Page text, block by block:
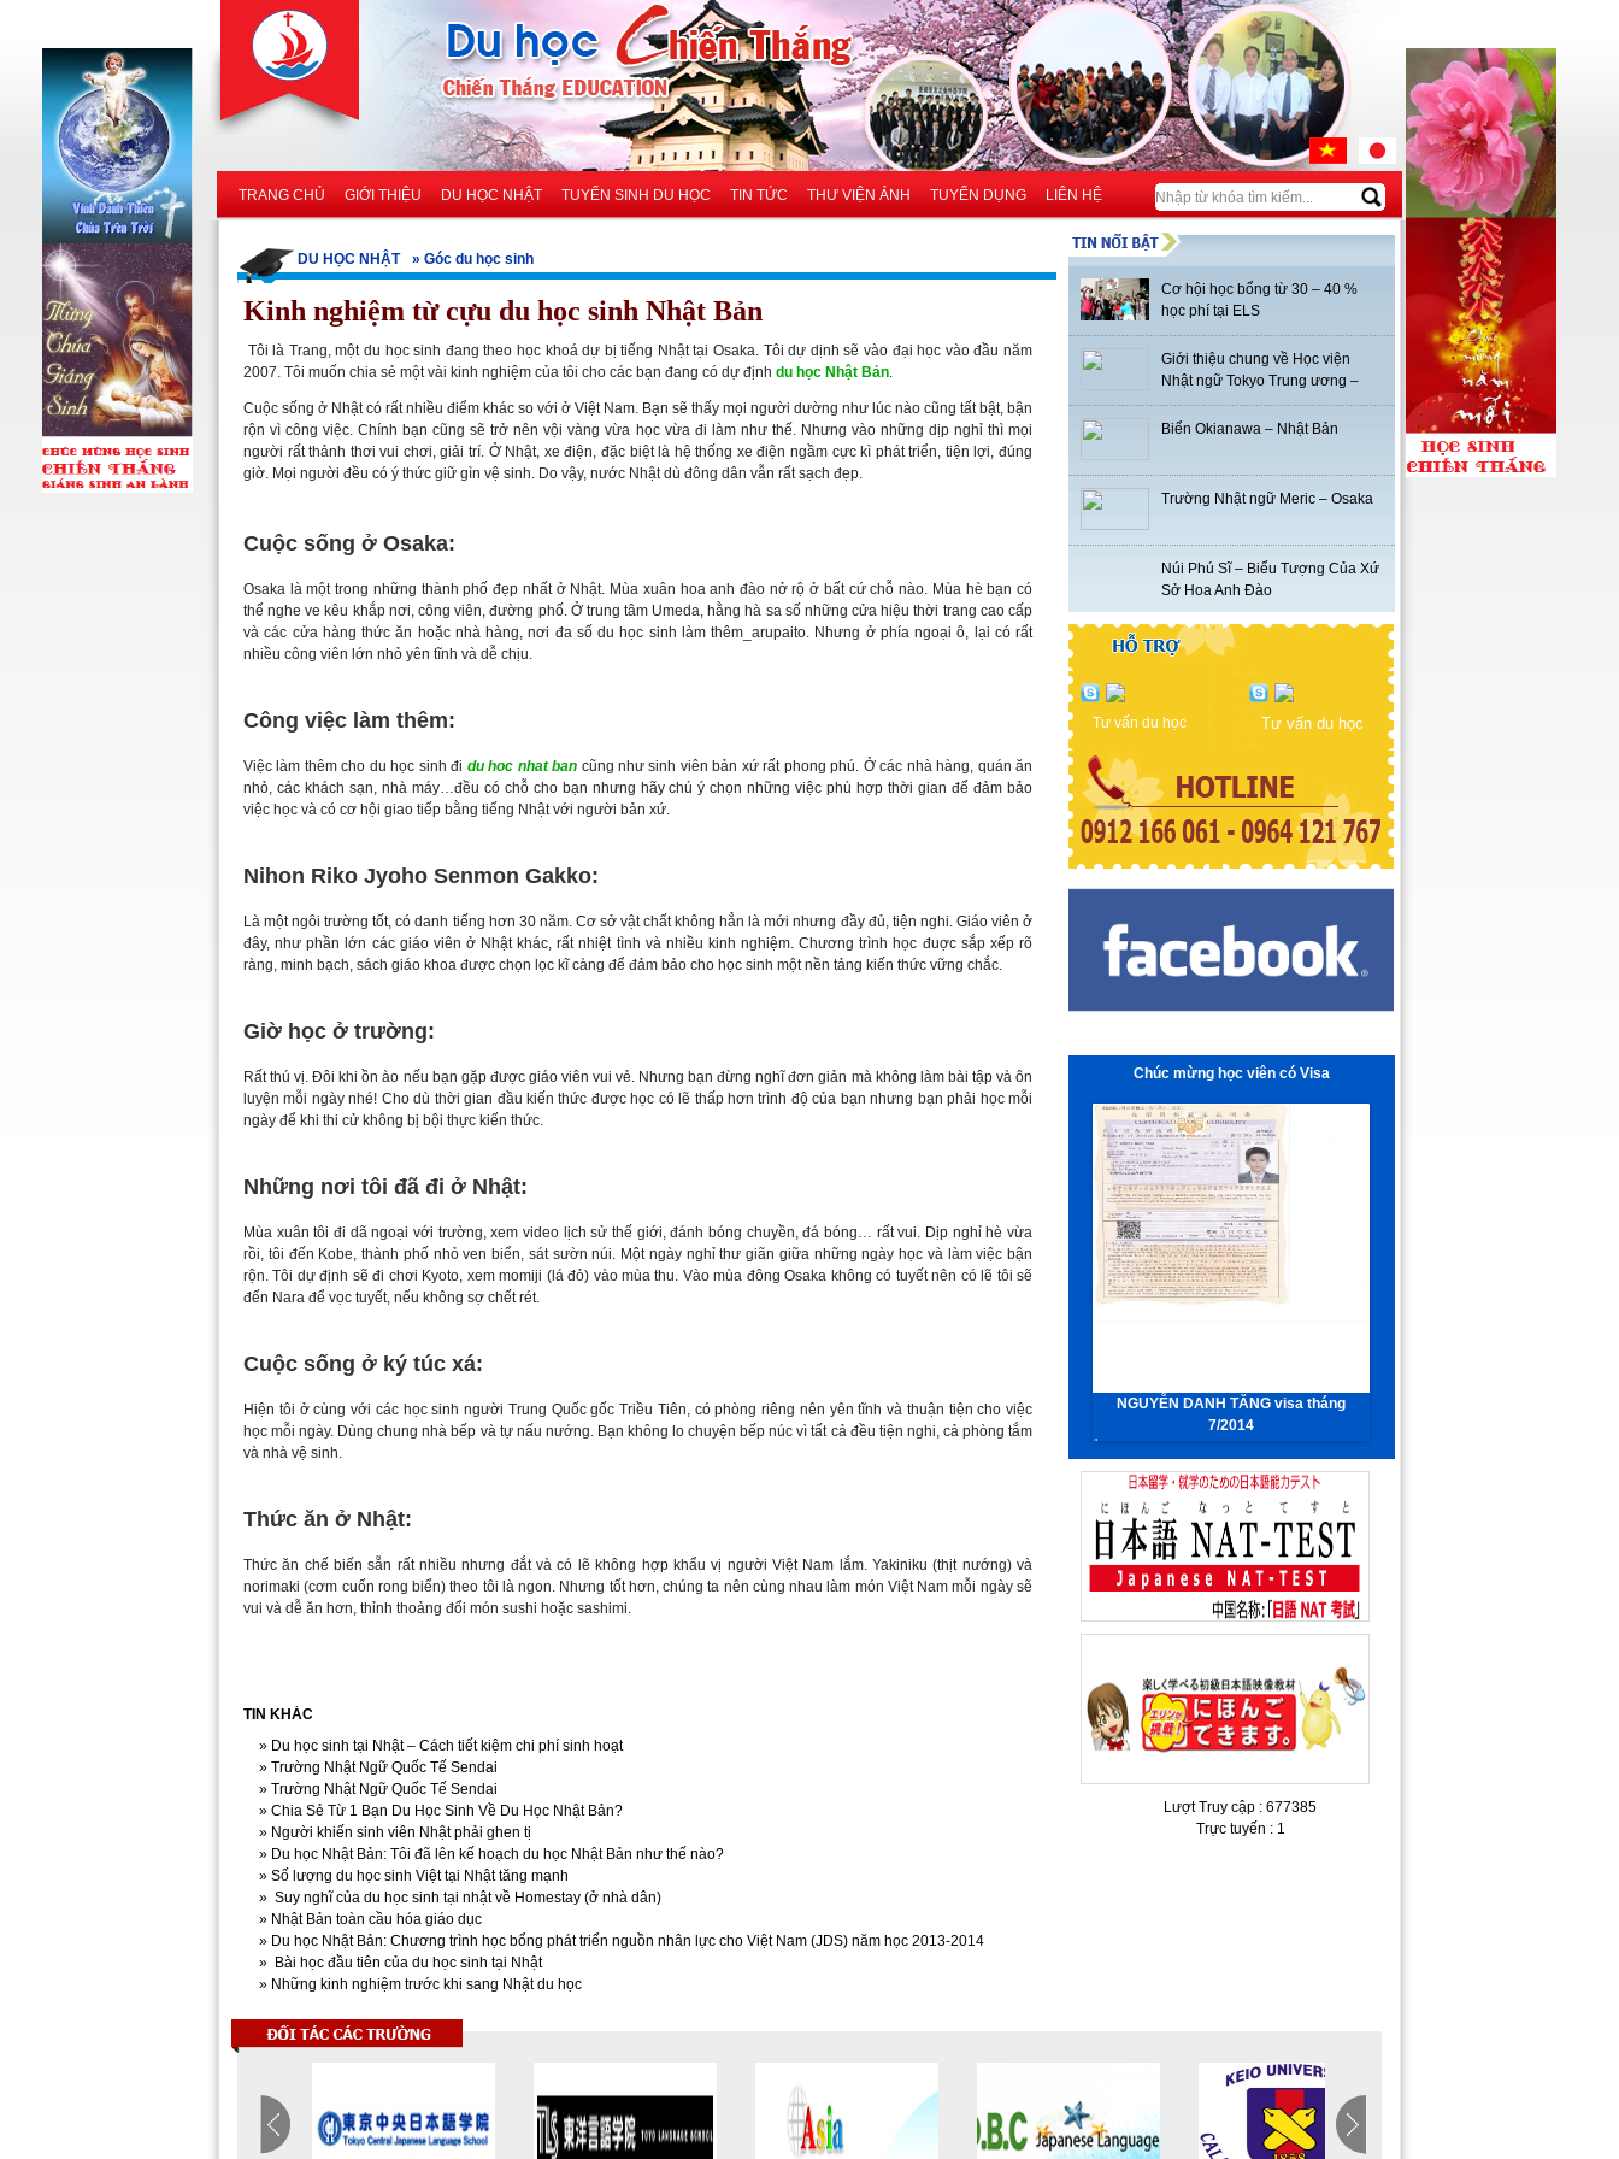
TRANG CHỦ GIỚI THIỆU DU HỌC NHẬT TUYỂN SINH DU HỌC TIN TỨC THƯ VIỆN ẢNH TUYỂN DỤNG LIÊN HỆ
DU HỌC NHẬT » Góc du học sinh
Kinh nghiệm từ cựu du học sinh Nhật Bản
Tôi là Trang, một du học sinh đang theo học khoá dự bị tiếng Nhật tại Osaka. Tôi dự dịnh sẽ vào đại học vào đầu năm
2007. Tôi muốn chia sẻ một vài kinh nghiệm của tôi cho các bạn đang có dự định du học Nhật Bản.
Cuộc sống ở Nhật có rất nhiều điểm khác so với ở Việt Nam. Bạn sẽ thấy mọi người dường như lúc nào cũng tất bật, bận
rộn vì công việc. Chính bạn cũng sẽ trở nên vội vàng vừa học vừa đi làm như thế. Nhưng vào những dịp nghỉ thì mọi
người rất thảnh thơi vui chơi, giải trí. Ở Nhật, xe điện, đặc biệt là hệ thống xe điện ngầm cực kì phát triển, tiện lợi, đúng
giờ. Mọi người đều có ý thức giữ gìn vệ sinh. Do vậy, nước Nhật dù đông dân vẫn rất sạch đẹp.
Cuộc sống ở Osaka:
Osaka là một trong những thành phố đẹp nhất ở Nhật. Mùa xuân hoa anh đào nở rộ ở bất cứ chỗ nào. Mùa hè bạn có
thể nghe ve kêu khắp nơi, công viên, đường phố. Ở trung tâm Umeda, hằng hà sa số những cửa hiệu thời trang cao cấp
và các cửa hàng thức ăn hoặc nhà hàng, nơi đa số du học sinh làm thêm_arupaito. Nhưng ở phía ngoại ô, lại có rất
nhiều công viên lớn nhỏ yên tĩnh và dễ chịu.
Công việc làm thêm:
Việc làm thêm cho du học sinh đi du hoc nhat ban cũng như sinh viên bản xứ rất phong phú. Ở các nhà hàng, quán ăn
nhỏ, các khách sạn, nhà máy…đều có chỗ cho bạn nhưng hãy chú ý chọn những việc phù hợp thời gian để đảm bảo
việc học và có cơ hội giao tiếp bằng tiếng Nhật với người bản xứ.
Nihon Riko Jyoho Senmon Gakko:
Là một ngôi trường tốt, có danh tiếng hơn 30 năm. Cơ sở vật chất không hẳn là mới nhưng đầy đủ, tiện nghi. Giáo viên ở
đây, như phần lớn các giáo viên ở Nhật khác, rất nhiệt tình và nhiều kinh nghiệm. Chương trình học đuợc sắp xếp rõ
ràng, minh bạch, sách giáo khoa được chọn lọc kĩ càng để đảm bảo cho học sinh một nền tảng kiến thức vững chắc.
Giờ học ở trường:
Rất thú vị. Đôi khi ồn ào nếu bạn gặp được giáo viên vui vẻ. Nhưng bạn đừng nghĩ đơn giản mà không làm bài tập và ôn
luyện mỗi ngày nhé! Cho dù thời gian đầu kiến thức được học có lẽ thấp hơn trình độ của bạn nhưng bạn phải học mỗi
ngày để khi thi cử không bị bội thực kiến thức.
Những nơi tôi đã đi ở Nhật:
Mùa xuân tôi đi dã ngoại với trường, xem video lịch sử thế giới, đánh bóng chuyền, đá bóng… rất vui. Dịp nghỉ hè vừa
rồi, tôi đến Kobe, thành phố nhỏ ven biển, sát sườn núi. Một ngày nghỉ thư giãn giữa những ngày học và làm việc bận
rộn. Tôi dự định sẽ đi chơi Kyoto, xem momiji (lá đỏ) vào mùa thu. Vào mùa đông Osaka không có tuyết nên có lẽ tôi sẽ
đến Nara để vọc tuyết, nếu không sợ chết rét.
Cuộc sống ở ký túc xá:
Hiện tôi ở cùng với các học sinh người Trung Quốc gốc Triều Tiên, có phòng riêng nên yên tĩnh và thuận tiện cho việc
học mỗi ngày. Dùng chung nhà bếp và tự nấu nướng. Bạn không lo chuyện bếp núc vì tất cả đều tiện nghi, cả phòng tắm
và nhà vệ sinh.
Thức ăn ở Nhật:
Thức ăn chế biến sẵn rất nhiều nhưng đắt và có lẽ không hợp khẩu vị người Việt Nam lắm. Yakiniku (thịt nướng) và
norimaki (cơm cuốn rong biển) theo tôi là ngon. Nhưng tốt hơn, chúng ta nên cùng nhau làm món Việt Nam mỗi ngày sẽ
vui và dễ ăn hơn, thỉnh thoảng đổi món sushi hoặc sashimi.
TIN KHÁC
» Du học sinh tại Nhật – Cách tiết kiệm chi phí sinh hoạt
» Trường Nhật Ngữ Quốc Tế Sendai
» Trường Nhật Ngữ Quốc Tế Sendai
» Chia Sẻ Từ 1 Bạn Du Học Sinh Về Du Học Nhật Bản?
» Người khiến sinh viên Nhật phải ghen tị
» Du học Nhật Bản: Tôi đã lên kế hoạch du học Nhật Bản như thế nào?
» Số lượng du học sinh Việt tại Nhật tăng mạnh
» Suy nghĩ của du học sinh tại nhật về Homestay (ở nhà dân)
» Nhật Bản toàn cầu hóa giáo dục
» Du học Nhật Bản: Chương trình học bổng phát triển nguồn nhân lực cho Việt Nam (JDS) năm học 2013-2014
» Bài học đầu tiên của du học sinh tại Nhật
» Những kinh nghiệm trước khi sang Nhật du học
Cơ hội học bổng từ 30 – 40 %
học phí tại ELS
Giới thiệu chung về Học viện
Nhật ngữ Tokyo Trung ương –
TCJ
Biển Okianawa – Nhật Bản
Trường Nhật ngữ Meric – Osaka
Núi Phú Sĩ – Biểu Tượng Của Xứ
Sở Hoa Anh Đào
Tư vấn du học Tư vấn du học
Chúc mừng học viên có Visa
Nguyễn Văn Duy
NGUYỄN DANH TĂNG visa tháng
7/2014
1
2
6
8
10
Lượt Truy cập : 677385
Trực tuyến : 1